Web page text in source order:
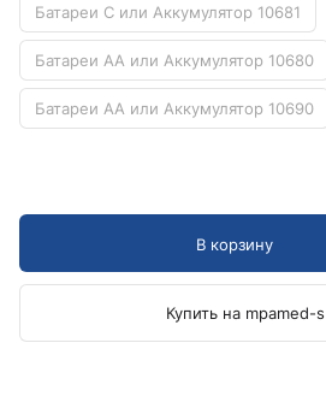
Батареи C или Аккумулятор 10681
Батареи AA или Аккумулятор 10680
Батареи AA или Аккумулятор 10690
В корзину
Купить на mpamed-